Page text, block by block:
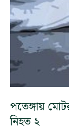
পতেঙ্গায়
নিহত ২